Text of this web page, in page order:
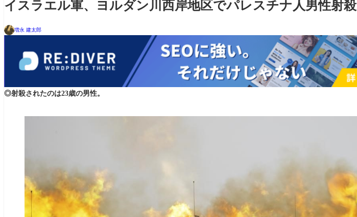
イスラエル軍、ヨルダン川西岸地区でパレスチナ人男性射殺
増永 建太郎
◎射殺されたのは23歳の男性。